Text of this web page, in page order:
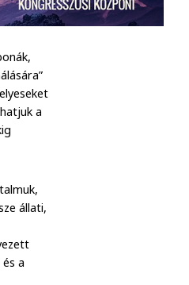
a
állati,
a